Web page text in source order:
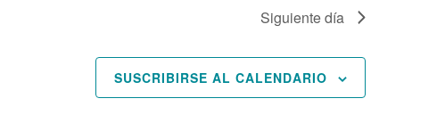
Siguiente día
SUSCRIBIRSE AL CALENDARIO